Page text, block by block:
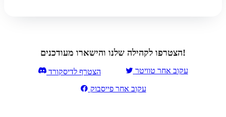
הצטרפו לקהילה שלנו והישארו מעודכנים!
הצטרף לדיסקורד עקוב אחר טוויטר
עקוב אחר פייסבוק